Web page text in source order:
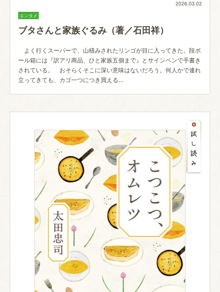
2026.03.02
エンタメ
ブタさんと家族ぐるみ（著／石田祥）
よく行くスーパーで、山積みされたリンゴが目に入ってきた。段ボ
ール箱には『訳アリ商品、ひと家族五個まで』とサインペンで手書き
されている。 おそらくそこに深い意味はないだろう。何人かで連れ
立ってきても、カゴ一つにつき買える…